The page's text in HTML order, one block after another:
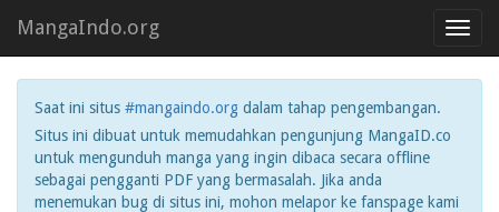
MangaIndo.org
Saat ini situs #mangaindo.org dalam tahap pengembangan.
Situs ini dibuat untuk memudahkan pengunjung MangaID.co
untuk mengunduh manga yang ingin dibaca secara offline
sebagai pengganti PDF yang bermasalah. Jika anda
menemukan bug di situs ini, mohon melapor ke fanspage kami